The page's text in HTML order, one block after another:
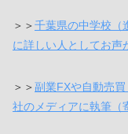
楽天証券さんに人
した
お金の専門家とし